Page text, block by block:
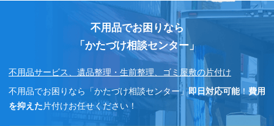
不用品でお困りなら
「かたづけ相談センター」
不用品サービス、遺品整理・生前整理、ゴミ屋敷の片付け
不用品でお困りなら「かたづけ相談センター」即日対応可能！ 費用
を抑えた片付けお任せください！